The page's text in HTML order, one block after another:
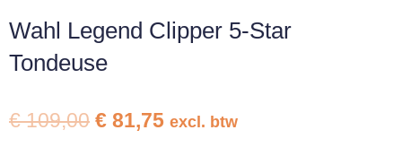
Wahl Legend Clipper 5-Star
Tondeuse
€109,00 Oorspronkelijke
€ 81,75Huidige
excl. btw